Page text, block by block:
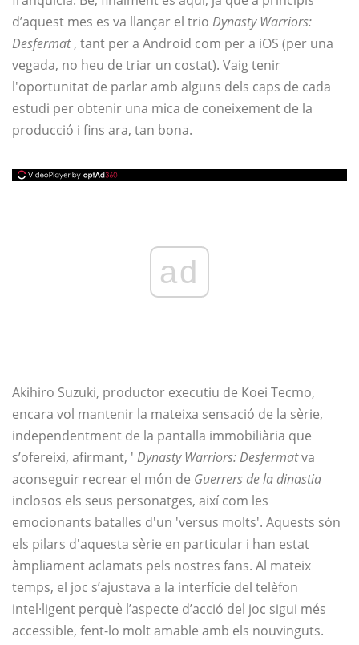
d’aquest mes es va llançar el trio Dynasty Warriors:
Desfermat, tant per a Android com per a iOS (per una
vegada, no heu de triar un costat). Vaig tenir
l'oportunitat de parlar amb alguns dels caps de cada
estudi per obtenir una mica de coneixement de la
producció i fins ara, tan bona.
ad
Akihiro Suzuki, productor executiu de Koei Tecmo,
encara vol mantenir la mateixa sensació de la sèrie,
independentment de la pantalla immobiliària que
s’ofereixi, afirmant, ' Dynasty Warriors: Desfermatva
aconseguir recrear el món de Guerrers de la dinastia
inclosos els seus personatges, així com les
emocionants batalles d'un 'versus molts'. Aquests són
els pilars d'aquesta sèrie en particular i han estat
àmpliament aclamats pels nostres fans. Al mateix
temps, el joc s’ajustava a la interfície del telèfon
intel·ligent perquè l’aspecte d’acció del joc sigui més
accessible, fent-lo molt amable amb els nouvinguts.